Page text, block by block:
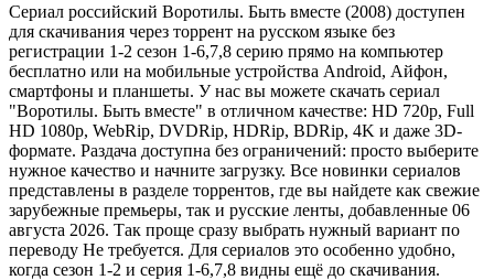
Сериал российский Воротилы. Быть вместе (2008) доступен
для скачивания через торрент на русском языке без
регистрации 1-2 сезон 1-6,7,8 серию прямо на компьютер
бесплатно или на мобильные устройства Android, Айфон,
смартфоны и планшеты. У нас вы можете скачать сериал
"Воротилы. Быть вместе" в отличном качестве: HD 720p, Full
HD 1080p, WebRip, DVDRip, HDRip, BDRip, 4K и даже 3D-
формате. Раздача доступна без ограничений: просто выберите
нужное качество и начните загрузку. Все новинки сериалов
представлены в разделе торрентов, где вы найдете как свежие
зарубежные премьеры, так и русские ленты, добавленные 06
августа 2026. Так проще сразу выбрать нужный вариант по
переводу Не требуется. Для сериалов это особенно удобно,
когда сезон 1-2 и серия 1-6,7,8 видны ещё до скачивания.